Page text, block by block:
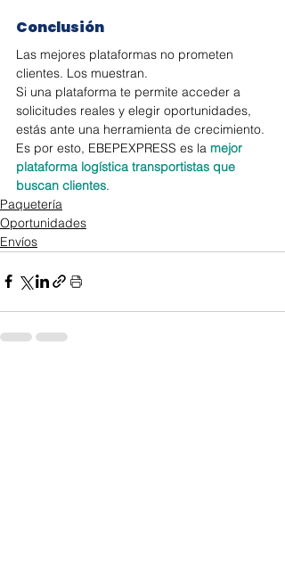
Conclusión
Las mejores plataformas no prometen
clientes. Los muestran.
Si una plataforma te permite acceder a
solicitudes reales y elegir oportunidades,
estás ante una herramienta de crecimiento.
Es por esto, EBEPEXPRESS es la mejor
plataforma logística transportistas que
buscan clientes.
Paquetería
Oportunidades
Envíos